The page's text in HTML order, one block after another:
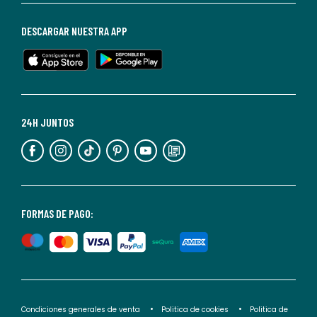
de
en
cualquier
Para
información,
puedes
nuestra
de
privacidad</2>.
FORMAS DE PAGO:
24H JUNTOS
DESCARGAR NUESTRA APP
Condiciones generales de venta Politica de cookies Politica de